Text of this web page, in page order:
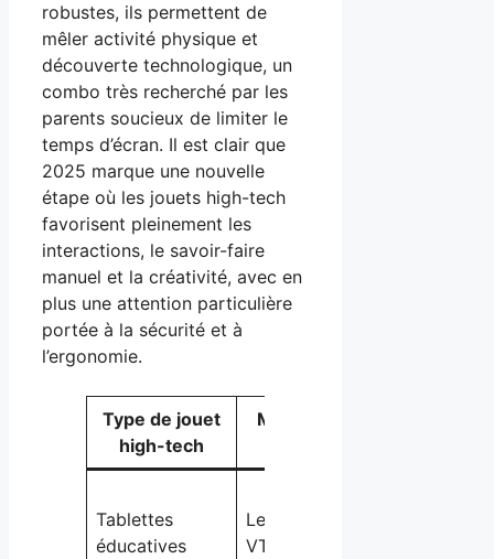
robustes, ils permettent de
mêler activité physique et
découverte technologique, un
combo très recherché par les
parents soucieux de limiter le
temps d’écran. Il est clair que
2025 marque une nouvelle
étape où les jouets high-tech
favorisent pleinement les
interactions, le savoir-faire
manuel et la créativité, avec en
plus une attention particulière
portée à la sécurité et à
l’ergonomie.
Type de jouet
high-tech
Marques
Tablettes
éducatives
LeapFrog,
VTech